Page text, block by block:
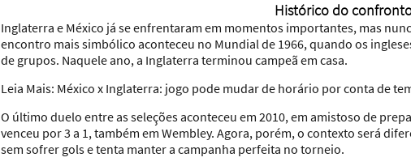
Histórico do
Inglaterra e México já se enfrentaram em momentos importantes, mas
encontro mais simbólico aconteceu no Mundial de 1966, quando os
de grupos. Naquele ano, a Inglaterra terminou campeã em casa.
Leia Mais: México x Inglaterra: jogo pode mudar de horário por conta de
O último duelo entre as seleções aconteceu em 2010, em amistoso de
venceu por 3 a 1, também em Wembley. Agora, porém, o contexto será
sem sofrer gols e tenta manter a campanha perfeita no torneio.